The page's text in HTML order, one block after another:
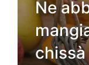
Ne
chissà